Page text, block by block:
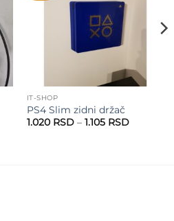
IT-SHOP
PS4 Slim zidni držač
1.020 RSD – 1.105 RSDRaspon